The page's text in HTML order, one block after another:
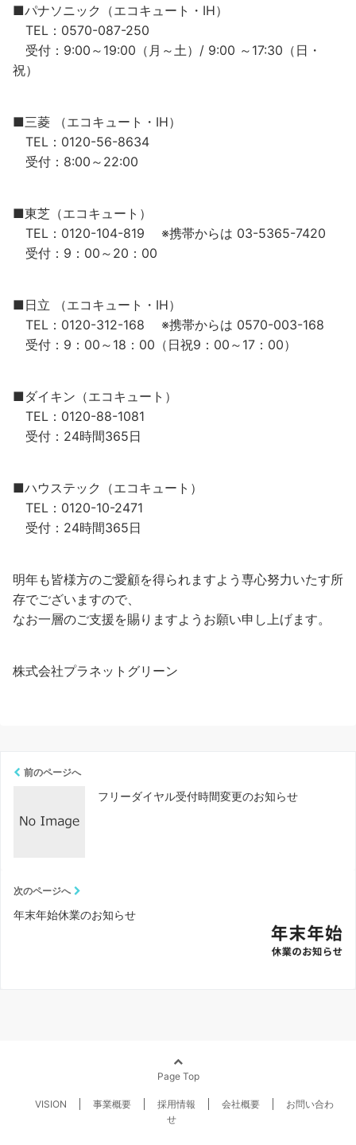
■パナソニック（エコキュート・IH）
TEL：0570-087-250
受付：9:00～19:00（月～土）/ 9:00 ～17:30（日・
祝）
■三菱 （エコキュート・IH）
TEL：0120-56-8634
受付：8:00～22:00
■東芝（エコキュート）
TEL：0120-104-819 ※携帯からは 03-5365-7420
受付：9：00～20：00
■日立 （エコキュート・IH）
TEL：0120-312-168 ※携帯からは 0570-003-168
受付：9：00～18：00（日祝9：00～17：00）
■ダイキン（エコキュート）
TEL：0120-88-1081
受付：24時間365日
■ハウステック（エコキュート）
TEL：0120-10-2471
受付：24時間365日
明年も皆様方のご愛顧を得られますよう専心努力いたす所
存でございますので、
なお一層のご支援を賜りますようお願い申し上げます。
株式会社プラネットグリーン
前のページへ
フリーダイヤル受付時間変更のお知らせ
次のページへ
年末年始休業のお知らせ
Page Top
VISION 事業概要 採用情報 会社概要
お問い合わ
せ